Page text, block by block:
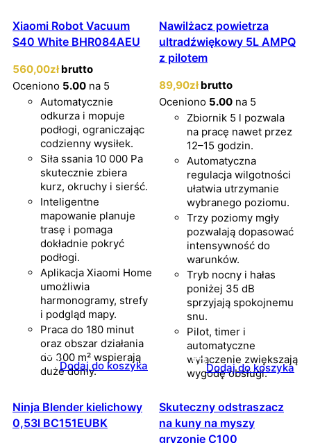
Xiaomi Robot Vacuum
S40 White BHR084AEU
560,00zł brutto
Oceniono 5.00 na 5
Automatycznie
odkurza i mopuje
podłogi, ograniczając
codzienny wysiłek.
Siła ssania 10 000 Pa
skutecznie zbiera
kurz, okruchy i sierść.
Inteligentne
mapowanie planuje
trasę i pomaga
dokładnie pokryć
podłogi.
Aplikacja Xiaomi Home
umożliwia
harmonogramy, strefy
i podgląd mapy.
Praca do 180 minut
oraz obszar działania
do 300 m² wspierają
duże domy.
Dodaj do koszyka
Nawilżacz powietrza
ultradźwiękowy 5L AMPQ
z pilotem
89,90zł brutto
Oceniono 5.00 na 5
Zbiornik 5 l pozwala
na pracę nawet przez
12–15 godzin.
Automatyczna
regulacja wilgotności
ułatwia utrzymanie
wybranego poziomu.
Trzy poziomy mgły
pozwalają dopasować
intensywność do
warunków.
Tryb nocny i hałas
poniżej 35 dB
sprzyjają spokojnemu
snu.
Pilot, timer i
automatyczne
wyłączenie zwiększają
wygodę obsługi.
Dodaj do koszyka
Ninja Blender kielichowy
0,53l BC151EUBK
Skuteczny odstraszacz
na kuny na myszy
gryzonie C100